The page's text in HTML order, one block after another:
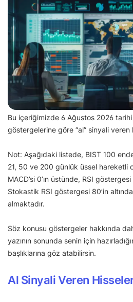
Bu içeriğimizde 6 Ağustos 2026
göstergelerine göre “al” sinyali veren
Not: Aşağıdaki listede, BIST 100
21, 50 ve 200 günlük üssel hareketli
MACD’si 0’ın üstünde, RSI
Stokastik RSI göstergesi 80’in
almaktadır.
Söz konusu göstergeler hakkında
yazının sonunda senin için
başlıklarına göz atabilirsin.
Al Sinyali Veren